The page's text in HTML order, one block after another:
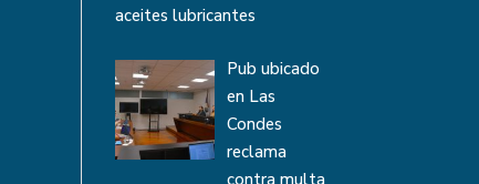
aceites lubricantes
Pub ubicado
en Las
Condes
reclama
contra multa